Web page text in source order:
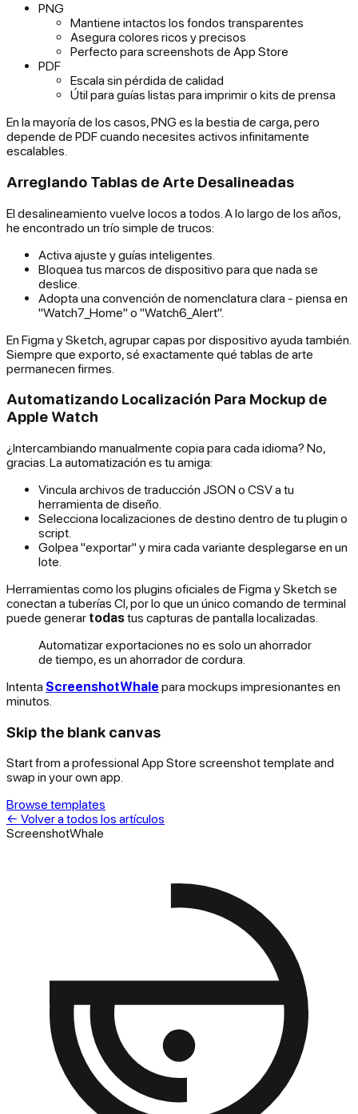
PNG
Mantiene intactos los fondos transparentes
Asegura colores ricos y precisos
Perfecto para screenshots de App Store
PDF
Escala sin pérdida de calidad
Útil para guías listas para imprimir o kits de prensa
En la mayoría de los casos, PNG es la bestia de carga, pero
depende de PDF cuando necesites activos infinitamente
escalables.
Arreglando Tablas de Arte Desalineadas
El desalineamiento vuelve locos a todos. A lo largo de los años,
he encontrado un trío simple de trucos:
Activa ajuste y guías inteligentes.
Bloquea tus marcos de dispositivo para que nada se
deslice.
Adopta una convención de nomenclatura clara - piensa en
"Watch7_Home" o "Watch6_Alert".
En Figma y Sketch, agrupar capas por dispositivo ayuda también.
Siempre que exporto, sé exactamente qué tablas de arte
permanecen firmes.
Automatizando Localización Para Mockup de
Apple Watch
¿Intercambiando manualmente copia para cada idioma? No,
gracias. La automatización es tu amiga:
Vincula archivos de traducción JSON o CSV a tu
herramienta de diseño.
Selecciona localizaciones de destino dentro de tu plugin o
script.
Golpea "exportar" y mira cada variante desplegarse en un
lote.
Herramientas como los plugins oficiales de Figma y Sketch se
conectan a tuberías CI, por lo que un único comando de terminal
puede generar todastus capturas de pantalla localizadas.
Automatizar exportaciones no es solo un ahorrador
de tiempo, es un ahorrador de cordura.
Intenta ScreenshotWhale para mockups impresionantes en
minutos.
Skip the blank canvas
Start from a professional App Store screenshot template and
swap in your own app.
Browse templates
← Volver a todos los artículos
ScreenshotWhale